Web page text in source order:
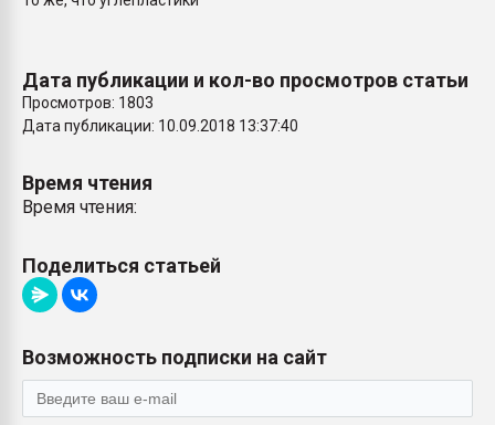
Дата публикации и кол-во просмотров статьи
Просмотров: 1803
Дата публикации: 10.09.2018 13:37:40
Время чтения
Время чтения:
Поделиться статьей
Возможность подписки на сайт